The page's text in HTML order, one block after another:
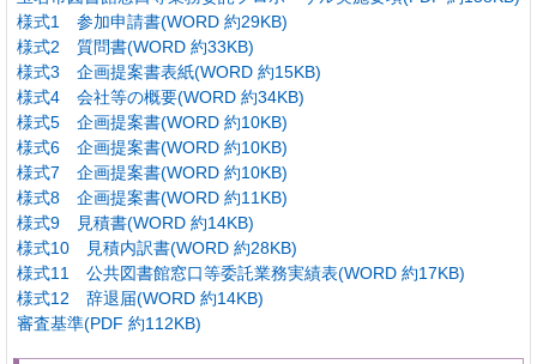
様式1 参加申請書(WORD 約29KB)
様式2 質問書(WORD 約33KB)
様式3 企画提案書表紙(WORD 約15KB)
様式4 会社等の概要(WORD 約34KB)
様式5 企画提案書(WORD 約10KB)
様式6 企画提案書(WORD 約10KB)
様式7 企画提案書(WORD 約10KB)
様式8 企画提案書(WORD 約11KB)
様式9 見積書(WORD 約14KB)
様式10 見積内訳書(WORD 約28KB)
様式11 公共図書館窓口等委託業務実績表(WORD 約17KB)
様式12 辞退届(WORD 約14KB)
審査基準(PDF 約112KB)